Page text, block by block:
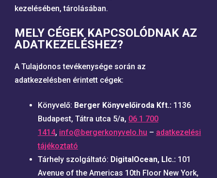
kezelésében, tárolásában.
MELY CÉGEK KAPCSOLÓDNAK AZ
ADATKEZELÉSHEZ?
A Tulajdonos tevékenysége során az
adatkezelésben érintett cégek:
Könyvelő: Berger Könyvelőiroda Kft.: 1136
Budapest, Tátra utca 5/a, 06 1 700
1414, info@bergerkonyvelo.hu – adatkezelési
tájékoztató
Tárhely szolgáltató: DigitalOcean, Llc.: 101
Avenue of the Americas 10th Floor New York,